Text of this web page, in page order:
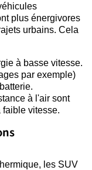
plus énergivores
urbains. Cela
à basse vitesse.
par exemple)
batterie.
à l'air sont
vitesse.
les SUV